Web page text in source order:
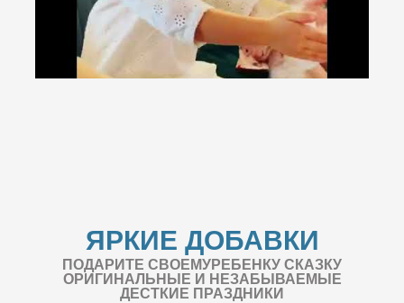
ЯРКИЕ ДОБАВКИ
ПОДАРИТЕ СВОЕМУРЕБЕНКУ СКАЗКУ
ОРИГИНАЛЬНЫЕ И НЕЗАБЫВАЕМЫЕ
ДЕСТКИЕ ПРАЗДНИКИ